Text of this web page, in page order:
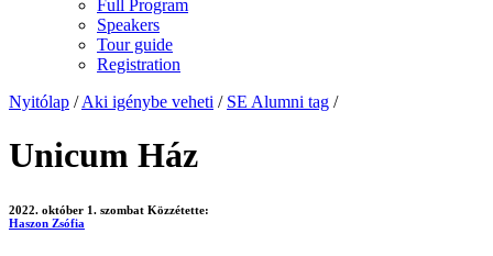
Full Program
Speakers
Tour guide
Registration
Nyitólap / Aki igénybe veheti / SE Alumni tag /
Unicum Ház
2022. október 1. szombat Közzétette:
Haszon Zsófia